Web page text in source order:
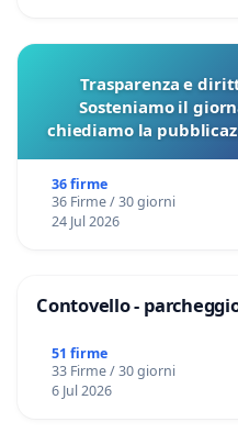
Trasparenza e
Sosteniamo il
chiediamo la
36 firme
36 Firme / 30 giorni
24 Jul 2026
Contovello -
51 firme
33 Firme / 30 giorni
6 Jul 2026